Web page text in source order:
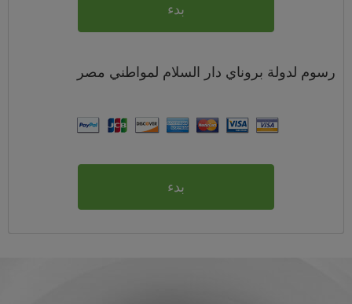
بدء
رسوم لدولة بروناي دار السلام لمواطني مصر
بدء